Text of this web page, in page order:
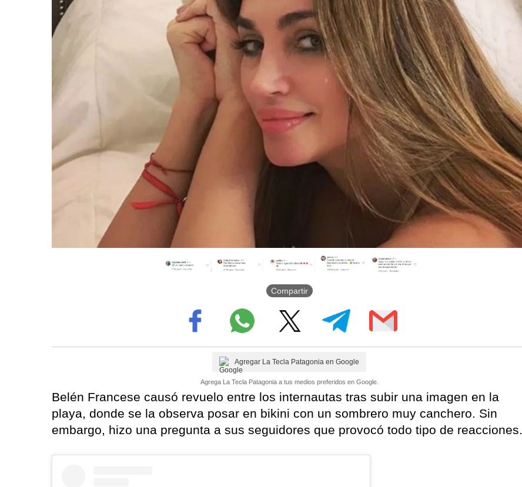
Compartir
Agregar La Tecla Patagonia en Google
Agrega La Tecla Patagonia a tus medios preferidos en Google.
Belén Francese causó revuelo entre los internautas tras subir una imagen en la
playa, donde se la observa posar en bikini con un sombrero muy canchero. Sin
embargo, hizo una pregunta a sus seguidores que provocó todo tipo de reacciones.